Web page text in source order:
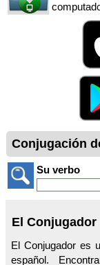
Conjugación
Su verbo
El Conjugador
El Conjugador es
español.